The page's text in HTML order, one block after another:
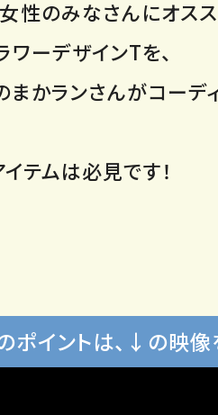
性のみなさんにオス
ワーデザインTを、
かランさんがコーデ
テムは必見です！
イントは、 ↓の映像